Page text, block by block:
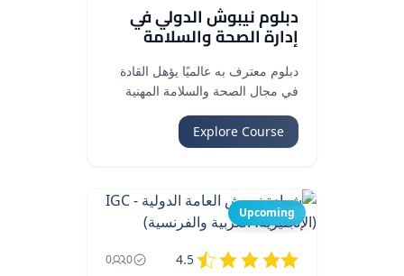
دبلوم نيبوش الدولي في
إدارة الصحة والسلامة
المهنية للمحترفين (DI)...
دبلوم معترف به عالميًا يؤهل القادة
في مجال الصحة والسلامة المهنية
Explore Course
Upcoming
4.5
0
0